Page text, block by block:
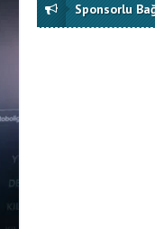
Sponsorlu